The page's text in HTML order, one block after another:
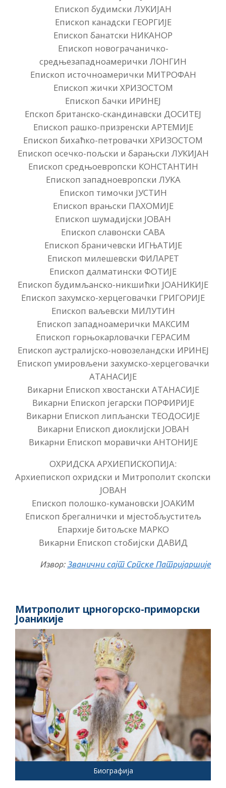
Епископ будимски ЛУКИЈАН
Епископ канадски ГЕОРГИЈЕ
Епископ банатски НИКАНОР
Епископ новограчаничко-
средњезападноамерички ЛОНГИН
Епископ источноамерички МИТРОФАН
Епископ жички ХРИЗОСТОМ
Епископ бачки ИРИНЕЈ
Епскоп британско-скандинавски ДОСИТЕЈ
Епископ рашко-призренски АРТЕМИЈЕ
Епископ бихаћко-петровачки ХРИЗОСТОМ
Епископ осечко-пољски и барањски ЛУКИЈАН
Епископ средњоевропски КОНСТАНТИН
Епископ западноевропски ЛУКА
Епископ тимочки ЈУСТИН
Епископ врањски ПАХОМИЈЕ
Епископ шумадијски ЈОВАН
Епископ славонски САВА
Епископ браничевски ИГЊАТИЈЕ
Епископ милешевски ФИЛАРЕТ
Епископ далматински ФОТИЈЕ
Епископ будимљанско-никшићки ЈОАНИКИЈЕ
Епископ захумско-херцеговачки ГРИГОРИЈЕ
Епископ ваљевски МИЛУТИН
Епископ западноамерички МАКСИМ
Епископ горњокарловачки ГЕРАСИМ
Епископ аустралијско-новозеландски ИРИНЕЈ
Епископ умировљени захумско-херцеговачки
АТАНАСИЈЕ
Викарни Епископ хвостански АТАНАСИЈЕ
Викарни Епископ јегарски ПОРФИРИЈЕ
Викарни Епископ липљански ТЕОДОСИЈЕ
Викарни Епископ диоклијски ЈОВАН
Викарни Епископ моравички АНТОНИЈЕ
ОХРИДСКА АРХИЕПИСКОПИЈА:
Архиепископ охридски и Митрополит скопски
ЈОВАН
Епископ полошко-кумановски ЈОАКИМ
Епископ брегалнички и мјестобљуститељ
Епархије битољске МАРКО
Викарни Епископ стобијски ДАВИД
Извор: Званични сајт Српске Патријаршије
Митрополит црногорско-приморски
Јоаникије
Биографија